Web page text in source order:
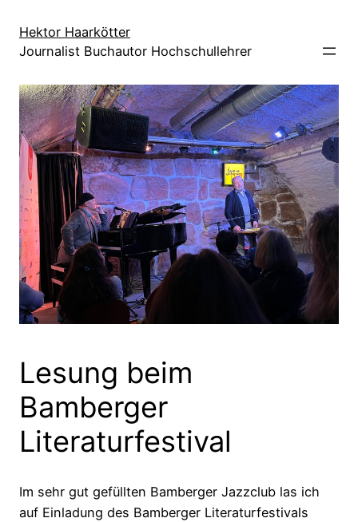
zum
Inhalt
Hektor Haarkötter
Journalist Buchautor Hochschullehrer
Lesung beim
Bamberger
Literaturfestival
Im sehr gut gefüllten Bamberger Jazzclub las ich
auf Einladung des Bamberger Literaturfestivals